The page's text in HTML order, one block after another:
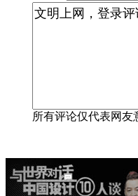
所有评论仅代表网友